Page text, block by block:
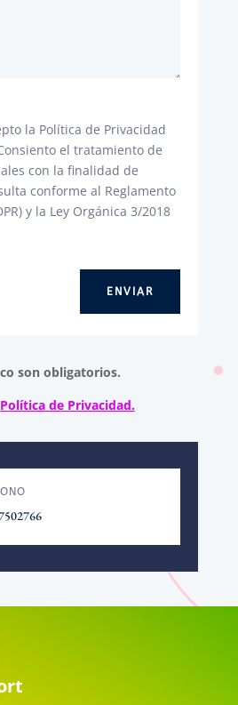
la Política de Privacidad
el tratamiento de
con la finalidad de
conforme al Reglamento
y la Ley Orgánica 3/2018
ENVIAR
son obligatorios.
Política de Privacidad.